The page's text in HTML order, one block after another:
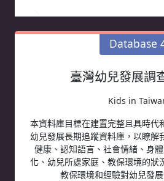
Database
臺灣幼兒發展調
Kids in
本資料庫目標在建置完整且具時代
幼兒發展長期追蹤資料庫，以瞭解
健康、認知語言、社會情緒、身
化、幼兒所處家庭、教保環境的狀
教保環境和經驗對幼兒發